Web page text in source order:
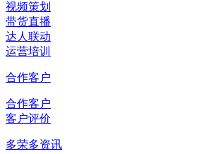
视频策划
带货直播
达人联动
运营培训
合作客户
合作客户
客户评价
多荣多资讯